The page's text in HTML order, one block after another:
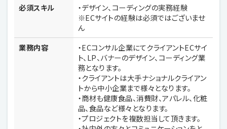
必須スキル
・デザイン、コーディングの実務経験
※ECサイトの経験は必須ではございませ
ん
業務内容
・ECコンサル企業にてクライアントECサイ
ト、LP、バナーのデザイン、コーディング業
務となります。
・クライアントは大手ナショナルクライアン
トから中小企業まで様々となります。
・商材も健康食品、消費財、アパレル、化粧
品、食品など様々となります。
・プロジェクトを複数担当して頂きます。